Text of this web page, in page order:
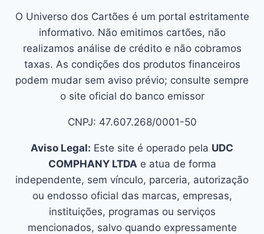
O Universo dos Cartões é um portal estritamente
informativo. Não emitimos cartões, não
realizamos análise de crédito e não cobramos
taxas. As condições dos produtos financeiros
podem mudar sem aviso prévio; consulte sempre
o site oficial do banco emissor
CNPJ: 47.607.268/0001-50
Aviso Legal: Este site é operado pela UDC
COMPHANY LTDAe atua de forma
independente, sem vínculo, parceria, autorização
ou endosso oficial das marcas, empresas,
instituições, programas ou serviços
mencionados, salvo quando expressamente